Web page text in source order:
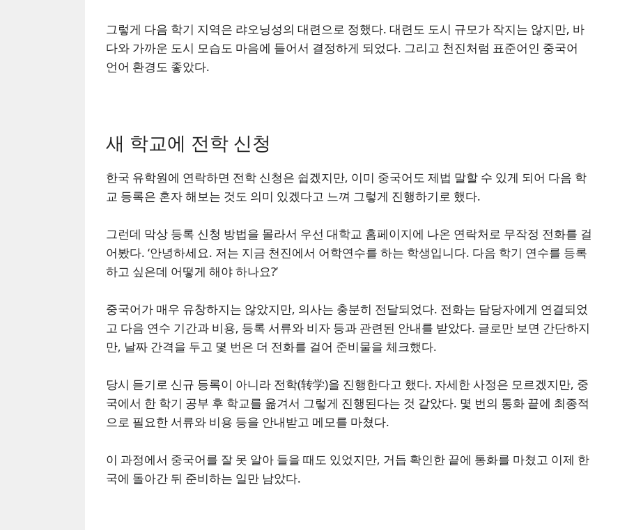
그렇게 다음 학기 지역은 랴오닝성의 대련으로 정했다. 대련도 도시 규모가 작지는 않지만, 바
다와 가까운 도시 모습도 마음에 들어서 결정하게 되었다. 그리고 천진처럼 표준어인 중국어
언어 환경도 좋았다.
새 학교에 전학 신청
한국 유학원에 연락하면 전학 신청은 쉽겠지만, 이미 중국어도 제법 말할 수 있게 되어 다음 학
교 등록은 혼자 해보는 것도 의미 있겠다고 느껴 그렇게 진행하기로 했다.
그런데 막상 등록 신청 방법을 몰라서 우선 대학교 홈페이지에 나온 연락처로 무작정 전화를 걸
어봤다. ‘안녕하세요. 저는 지금 천진에서 어학연수를 하는 학생입니다. 다음 학기 연수를 등록
하고 싶은데 어떻게 해야 하나요?’
중국어가 매우 유창하지는 않았지만, 의사는 충분히 전달되었다. 전화는 담당자에게 연결되었
고 다음 연수 기간과 비용, 등록 서류와 비자 등과 관련된 안내를 받았다. 글로만 보면 간단하지
만, 날짜 간격을 두고 몇 번은 더 전화를 걸어 준비물을 체크했다.
당시 듣기로 신규 등록이 아니라 전학(转学)을 진행한다고 했다. 자세한 사정은 모르겠지만, 중
국에서 한 학기 공부 후 학교를 옮겨서 그렇게 진행된다는 것 같았다. 몇 번의 통화 끝에 최종적
으로 필요한 서류와 비용 등을 안내받고 메모를 마쳤다.
이 과정에서 중국어를 잘 못 알아 들을 때도 있었지만, 거듭 확인한 끝에 통화를 마쳤고 이제 한
국에 돌아간 뒤 준비하는 일만 남았다.